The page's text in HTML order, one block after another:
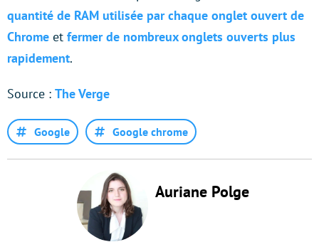
quantité de RAM utilisée par chaque onglet ouvert de
Chrome et fermer de nombreux onglets ouverts plus
rapidement.
Source : The Verge
Google Google chrome
Auriane Polge